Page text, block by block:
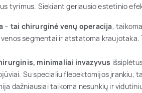
tyrimus. Siekiant geriausio estetinio
– tai chirurginė venų operacija,
segmentai ir atstatoma
minimaliai invazyvus
Su specialiu flebektomijos įrankiu,
dažniausiai taikoma nesunkių ir